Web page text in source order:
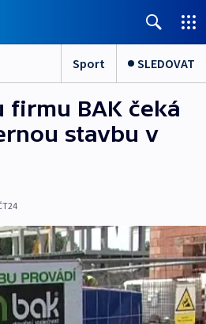
Sport SLEDOVAT
firmu BAK čeká
stavbu v